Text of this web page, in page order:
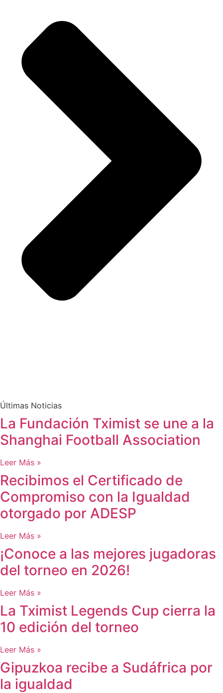
Últimas Noticias
La Fundación Tximist se une a la
Shanghai Football Association
Leer Más »
Recibimos el Certificado de
Compromiso con la Igualdad
otorgado por ADESP
Leer Más »
¡Conoce a las mejores jugadoras
del torneo en 2026!
Leer Más »
La Tximist Legends Cup cierra la
10 edición del torneo
Leer Más »
Gipuzkoa recibe a Sudáfrica por
la igualdad